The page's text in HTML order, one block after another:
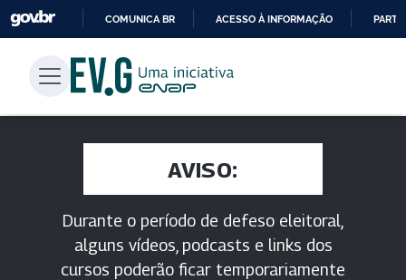
PARA
CONTEÚDO
COMUNICA BR ACESSO À INFORMAÇÃO
AVISO:
Durante o período de defeso eleitoral,
alguns vídeos, podcasts e links dos
cursos poderão ficar temporariamente